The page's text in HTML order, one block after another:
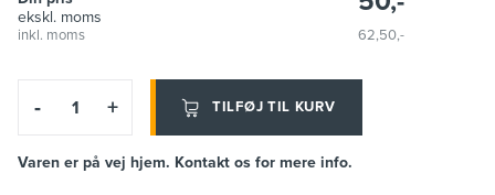
ekskl. moms
inkl. moms 62,50,-
- + TILFØJ TIL KURV
Varen er på vej hjem. Kontakt os for mere info.